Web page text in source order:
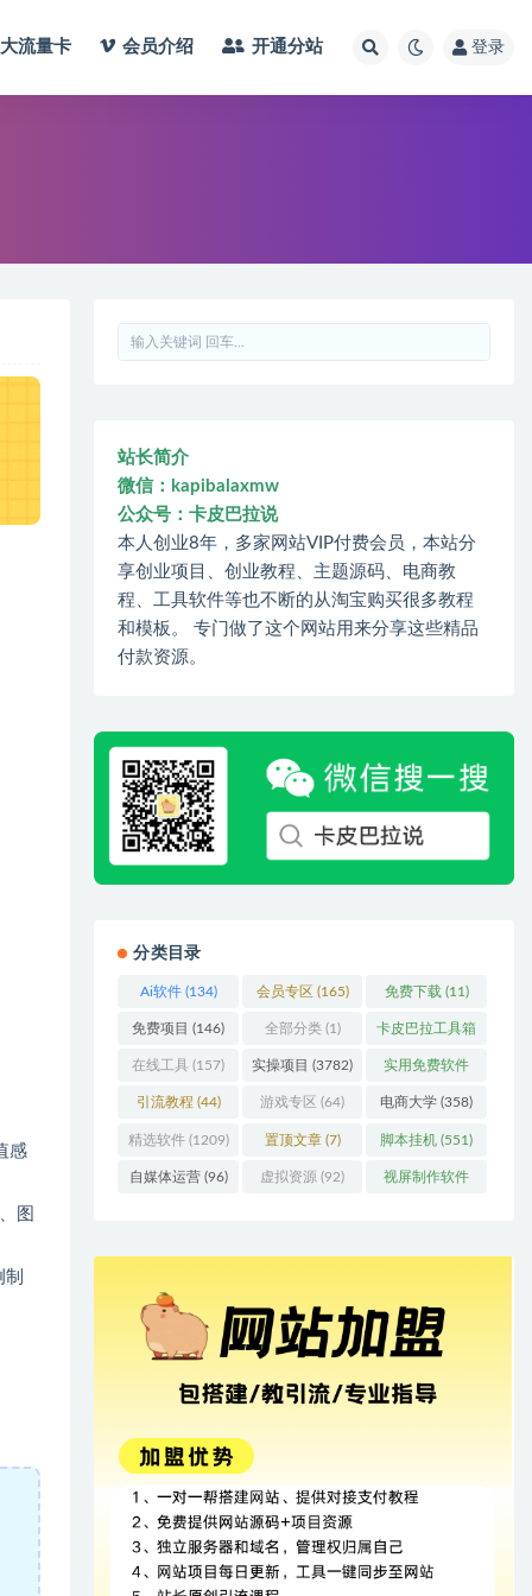
大流量卡 会员介绍 开通分站 登录
感
图
站长简介
微信：kapibalaxmw
公众号：卡皮巴拉说
本人创业8年，多家网站VIP付费会员，本站分
享创业项目、创业教程、主题源码、电商教
程、工具软件等也不断的从淘宝购买很多教程
和模板。 专门做了这个网站用来分享这些精品
付款资源。
分类目录
Ai软件(134) 会员专区 (165) 免费下载 (11)
免费项目 (146) 全部分类(1) 卡皮巴拉工具箱
(3)
在线工具 (157) 实操项目 (3782) 实用免费软件
(415)
引流教程 (44) 游戏专区 (64) 电商大学 (358)
精选软件(1209) 置顶文章(7) 脚本挂机 (551)
自媒体运营(96) 虚拟资源 (92) 视屏制作软件